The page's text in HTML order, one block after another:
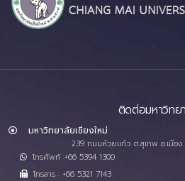
ติดต่อมหาวิทย
มหาวิทยาลัยเชียงใหม่
239 ถนนห้วยแก้ว ต.สุเทพ อ.เมือง
โทรศัพท์ :+66 5394 1300
โทรสาร : +66 5321 7143